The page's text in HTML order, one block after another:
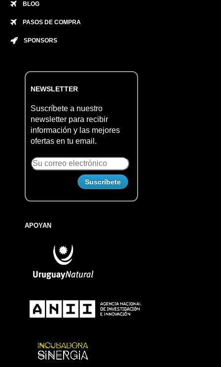
BLOG
PASOS DE COMPRA
SPONSORS
NEWSLETTER
Suscríbete a nuestro
newsletter para recibir
información y las mejores
ofertas en tu email.
APOYAN